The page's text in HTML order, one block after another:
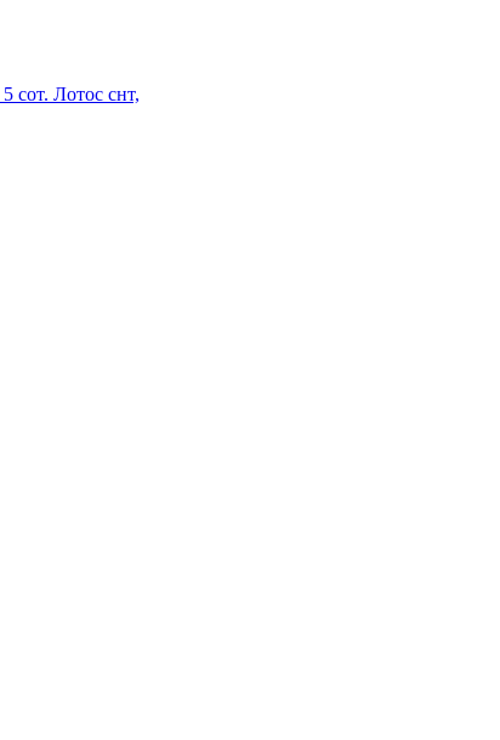
5 сот. Лотос снт,